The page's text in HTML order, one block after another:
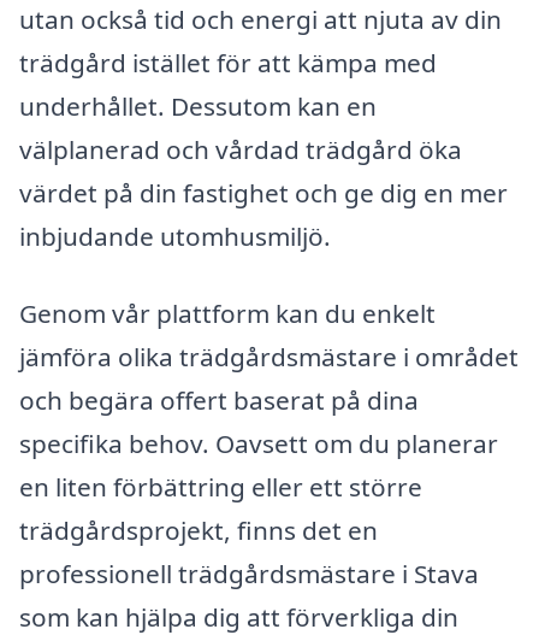
utan också tid och energi att njuta av din
trädgård istället för att kämpa med
underhållet. Dessutom kan en
välplanerad och vårdad trädgård öka
värdet på din fastighet och ge dig en mer
inbjudande utomhusmiljö.
Genom vår plattform kan du enkelt
jämföra olika trädgårdsmästare i området
och begära offert baserat på dina
specifika behov. Oavsett om du planerar
en liten förbättring eller ett större
trädgårdsprojekt, finns det en
professionell trädgårdsmästare i Stava
som kan hjälpa dig att förverkliga din